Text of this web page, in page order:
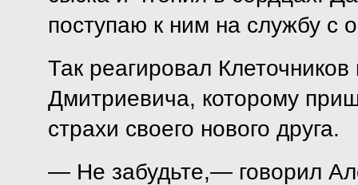
поступаю к ним на службу с
Так реагировал
Дмитриевича, которому
страхи своего нового друга.
— Не забудьте,— говорил